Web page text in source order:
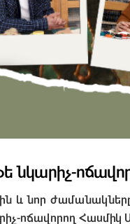
նկարիչ-
և նոր
ոճավորող Հասմիկ